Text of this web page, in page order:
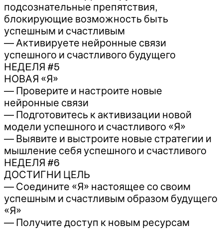
подсознательные препятствия,
блокирующие возможность быть
успешным и счастливым
— Активируете нейронные связи
успешного и счастливого будущего
НЕДEЛЯ #5
НОВАЯ «Я»
— Проверите и настроите новые
нейронные связи
— Подготовитесь к активизации новой
модели успешного и счастливого «Я»
— Выявите и выстроите новые стратегии и
мышление себя успешного и счастливого
НЕДEЛЯ #6
ДОСТИГНИ ЦЕЛЬ
— Соедините «Я» настоящее со своим
успешным и счастливым образом будущего
«Я»
— Получите доступ к новым ресурсам